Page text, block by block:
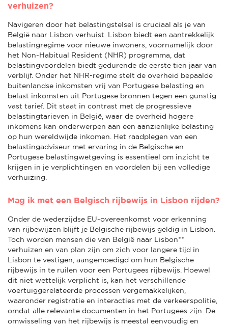
verhuizen?
Navigeren door het belastingstelsel is cruciaal als je van
België naar Lisbon verhuist. Lisbon biedt een aantrekkelijk
belastingregime voor nieuwe inwoners, voornamelijk door
het Non-Habitual Resident (NHR) programma, dat
belastingvoordelen biedt gedurende de eerste tien jaar van
verblijf. Onder het NHR-regime stelt de overheid bepaalde
buitenlandse inkomsten vrij van Portugese belasting en
belast inkomsten uit Portugese bronnen tegen een gunstig
vast tarief. Dit staat in contrast met de progressieve
belastingtarieven in België, waar de overheid hogere
inkomens kan onderwerpen aan een aanzienlijke belasting
op hun wereldwijde inkomen. Het raadplegen van een
belastingadviseur met ervaring in de Belgische en
Portugese belastingwetgeving is essentieel om inzicht te
krijgen in je verplichtingen en voordelen bij een volledige
verhuizing.
Mag ik met een Belgisch rijbewijs in Lisbon rijden?
Onder de wederzijdse EU-overeenkomst voor erkenning
van rijbewijzen blijft je Belgische rijbewijs geldig in Lisbon.
Toch worden mensen die van België naar Lisbon**
verhuizen en van plan zijn om zich voor langere tijd in
Lisbon te vestigen, aangemoedigd om hun Belgische
rijbewijs in te ruilen voor een Portugees rijbewijs. Hoewel
dit niet wettelijk verplicht is, kan het verschillende
voertuiggerelateerde processen vergemakkelijken,
waaronder registratie en interacties met de verkeerspolitie,
omdat alle relevante documenten in het Portugees zijn. De
omwisseling van het rijbewijs is meestal eenvoudig en